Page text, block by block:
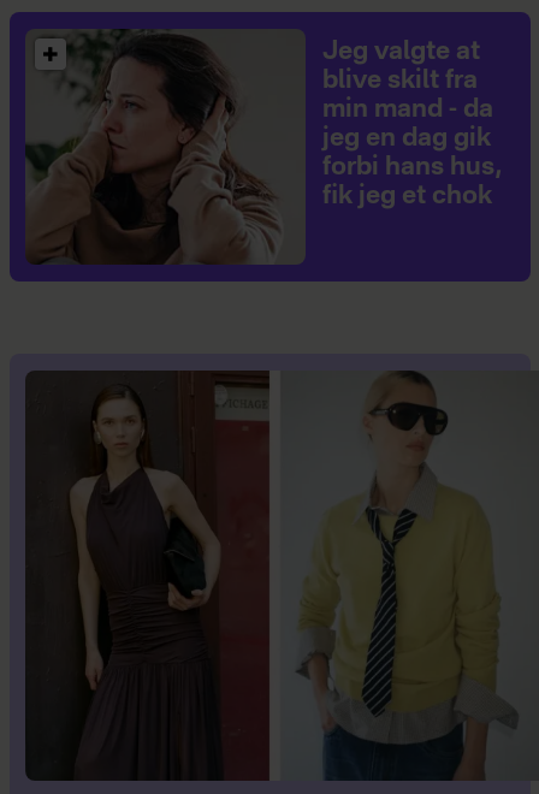
Jeg valgte at
blive skilt fra
min mand - da
jeg en dag gik
forbi hans hus,
fik jeg et chok